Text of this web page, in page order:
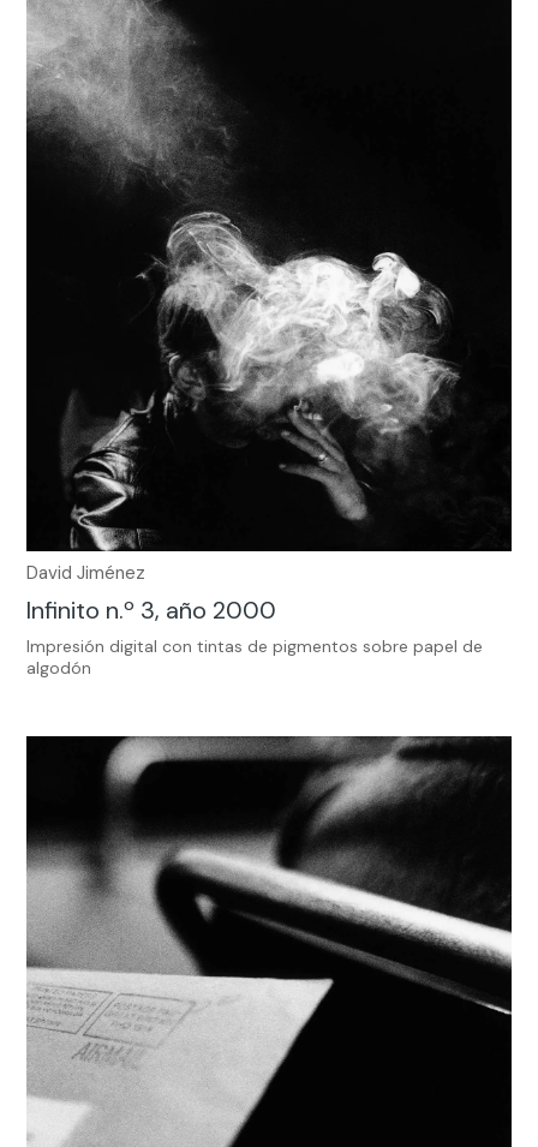
David Jiménez
Infinito n.º 3, año 2000
Impresión digital con tintas de pigmentos sobre papel de
algodón